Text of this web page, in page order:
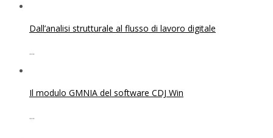
Dall’analisi strutturale al flusso di lavoro digitale
...
Il modulo GMNIA del software CDJ Win
...